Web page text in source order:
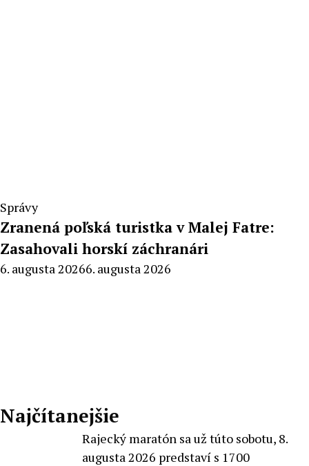
Správy
Zranená poľská turistka v Malej Fatre:
Zasahovali horskí záchranári
By
6. augusta 20266. augusta 2026
Najčítanejšie
Rajecký maratón sa už túto sobotu, 8.
augusta 2026 predstaví s 1700